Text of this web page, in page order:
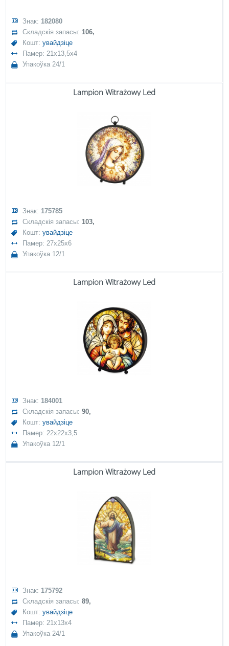
Знак: 182080
Складскія запасы:106,
Кошт:увайдзіце
Памер: 21x13,5x4
Упакоўка 24/1
Lampion Witrażowy Led
Знак: 175785
Складскія запасы:103,
Кошт:увайдзіце
Памер: 27x25x6
Упакоўка 12/1
Lampion Witrażowy Led
Знак: 184001
Складскія запасы:90,
Кошт:увайдзіце
Памер: 22x22x3,5
Упакоўка 12/1
Lampion Witrażowy Led
Знак: 175792
Складскія запасы:89,
Кошт:увайдзіце
Памер: 21x13x4
Упакоўка 24/1